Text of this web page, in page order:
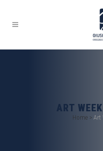
ART
Home> Art